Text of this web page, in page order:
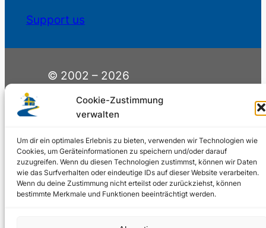
Cookie-Zustimmung
verwalten
Um dir ein optimales Erlebnis zu bieten, verwenden wir Technologien wie
Cookies, um Geräteinformationen zu speichern und/oder darauf
zuzugreifen. Wenn du diesen Technologien zustimmst, können wir Daten
wie das Surfverhalten oder eindeutige IDs auf dieser Website verarbeiten.
Wenn du deine Zustimmung nicht erteilst oder zurückziehst, können
bestimmte Merkmale und Funktionen beeinträchtigt werden.
Support us
© 2002 – 2026
Schwedenstube.de
2024, 2026Liquid
Marketing
PHOENIXSEO
LinkedIn